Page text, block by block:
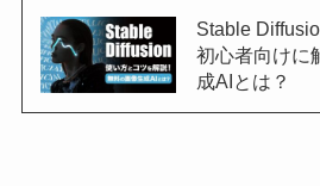
Stable
初心者向けに
成AIとは？